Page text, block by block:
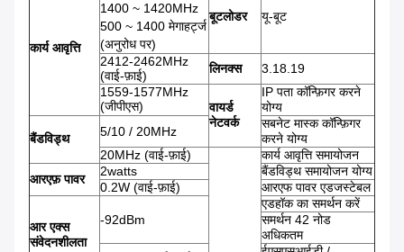
कार्य आवृत्ति
1400 ~ 1420MHz
500 ~ 1400 मेगाहर्ट्ज
(अनुरोध पर)
बूटलोडर यू-बूट
2412-2462MHz
(वाई-फ़ाई)
लिनक्स
3.18.19
1559-1577MHz
(जीपीएस)
वायर्ड
नेटवर्क
IP पता कॉन्फ़िगर करने
योग्य
बैंडविड्थ 5/10 / 20MHz
सबनेट मास्क कॉन्फ़िगर
करने योग्य
20MHz (वाई-फ़ाई)
कार्य आवृत्ति समायोजन
आरएफ़ पावर
2watts
बैंडविड्थ समायोजन योग्य
0.2W (वाई-फ़ाई)
आरएफ पावर एडजस्टेबल
आर एक्स
संवेदनशीलता
-92dBm
एडहॉक का समर्थन करें
समर्थन 42 नोड
अधिकतम